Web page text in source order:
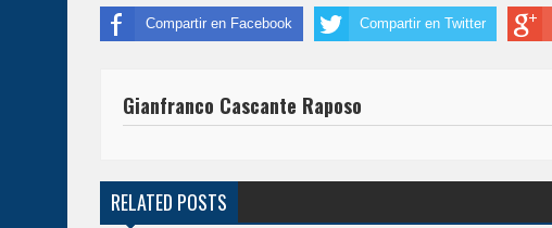
Compartir en Facebook Compartir en Twitter
Gianfranco Cascante Raposo
RELATED POSTS